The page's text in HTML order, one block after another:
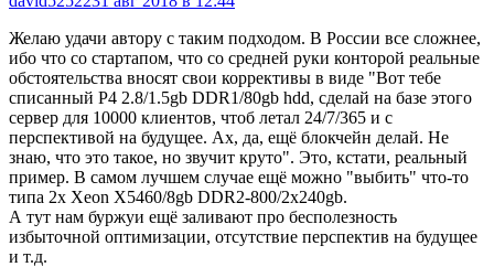
Желаю удачи автору с таким подходом. В России все сложнее,
ибо что со стартапом, что со средней руки конторой реальные
обстоятельства вносят свои коррективы в виде "Вот тебе
списанный P4 2.8/1.5gb DDR1/80gb hdd, сделай на базе этого
сервер для 10000 клиентов, чтоб летал 24/7/365 и с
перспективой на будущее. Ах, да, ещё блокчейн делай. Не
знаю, что это такое, но звучит круто". Это, кстати, реальный
пример. В самом лучшем случае ещё можно "выбить" что-то
типа 2x Xeon X5460/8gb DDR2-800/2x240gb.
А тут нам буржуи ещё заливают про бесполезность
избыточной оптимизации, отсутствие перспектив на будущее
и т.д.